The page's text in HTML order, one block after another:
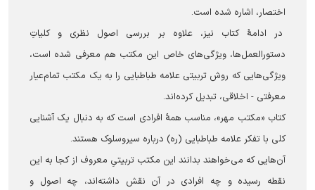
اختصار، اشاره شده است.
در ادامۀ کتاب نیز، علاوه بر بررسی اصول نظری و کلیاتِ
دستورالعمل‌ها، ویژگی‌های خاص این مکتب هم معرفی شده است،
ویژگی‌هایی که روش تربیتی علامه طباطبایی را به یک مکتب تمام‌عیار
معرفتی - اخلاقی، تبدیل کرده‌اند.
کتاب «مکتب مهر»، مناسب همۀ افرادی ا‌ست که به دنبال یک آشنایی
کلی با تفکر علامه طباطبایی (ره) درباره سیروسلوک هستند.
آن‌هایی که می‌خواهند بدانند این مکتب تربیتیِ معروف از کجا به این
نقطه رسیده و چه افرادی در آن نقش داشته‌اند، چه اصول و